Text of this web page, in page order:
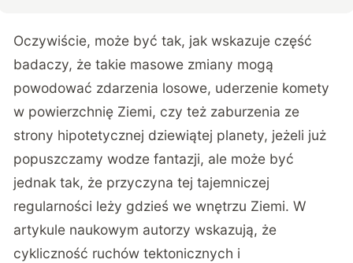
Oczywiście, może być tak, jak wskazuje część
badaczy, że takie masowe zmiany mogą
powodować zdarzenia losowe, uderzenie komety
w powierzchnię Ziemi, czy też zaburzenia ze
strony hipotetycznej dziewiątej planety, jeżeli już
popuszczamy wodze fantazji, ale może być
jednak tak, że przyczyna tej tajemniczej
regularności leży gdzieś we wnętrzu Ziemi. W
artykule naukowym autorzy wskazują, że
cykliczność ruchów tektonicznych i